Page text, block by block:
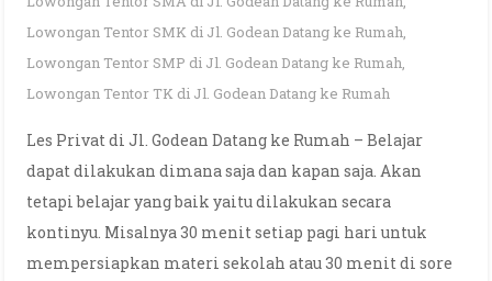
Lowongan Tentor SMK di Jl. Godean Datang ke Rumah,
Lowongan Tentor SMP di Jl. Godean Datang ke Rumah,
Lowongan Tentor TK di Jl. Godean Datang ke Rumah
Les Privat di Jl. Godean Datang ke Rumah – Belajar
dapat dilakukan dimana saja dan kapan saja. Akan
tetapi belajar yang baik yaitu dilakukan secara
kontinyu. Misalnya 30 menit setiap pagi hari untuk
mempersiapkan materi sekolah atau 30 menit di sore